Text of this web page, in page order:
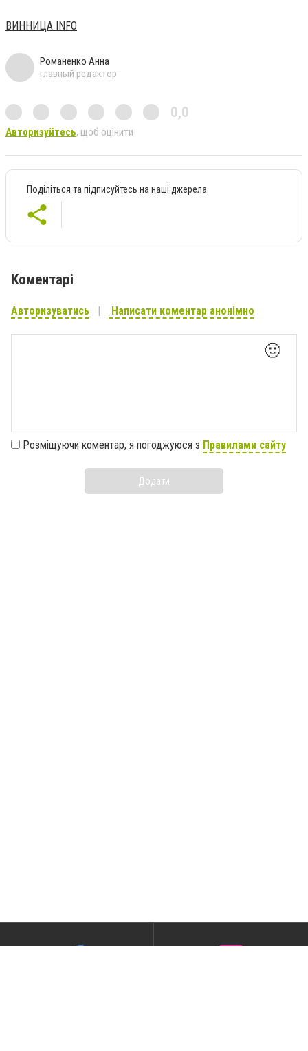
ВИННИЦА INFO
Романенко Анна
главный редактор
0,0
Авторизуйтесь, щоб оцінити
Поділіться та підписуйтесь на наші джерела
Коментарі
Авторизуватись Написати коментар анонімно
🙂
Розміщуючи коментар, я погоджуюся з Правилами сайту
Додати